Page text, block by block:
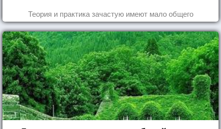
Теория и практика зачастую имеют мало общего